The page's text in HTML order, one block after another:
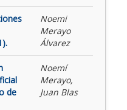
Noemi
Merayo
Álvarez
de
Noemí
Merayo,
Juan Blas